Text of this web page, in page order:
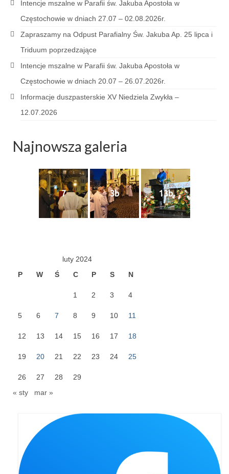
Pierwsza Komunia Święta – Grupa 1
Pierwsza Komunia Święta – Grupa 2
Boże Ciało
Galerie 2020
Uroczystość Św. Jakuba Apostoła 2020
Boże Ciało 2020
GODZINA ŚWIĘTA W ŚWIĘTO
MIŁOSIERDZIA BOŻEGO
Opłatek Wspólnot Parafialnych
Triduum St. Kostka 2019
Wigilia Paschalna 2019
Wielki Piątek 2019
Droga Krzyżowa w parafii św. Jakuba
Apostoła w Częstochowie 2019
Intencje mszalne w Parafii św. Jakuba Apostoła w
Częstochowie w dniach 27.07 – 02.08.2026r.
Zapraszamy na Odpust Parafialny Św. Jakuba Ap. 25 lipca i
Triduum poprzedzające
Intencje mszalne w Parafii św. Jakuba Apostoła w
Częstochowie w dniach 20.07 – 26.07.2026r.
Informacje duszpasterskie XV Niedziela Zwykła –
12.07.2026
Najnowsza galeria
7 3b 13b
luty 2024
P
W Ś C P S N
1 2 3 4
5 6 7 8 9 10 11
12 13 14 15 16 17 18
19 20 21 22 23 24 25
26 27 28
29
« sty
mar »